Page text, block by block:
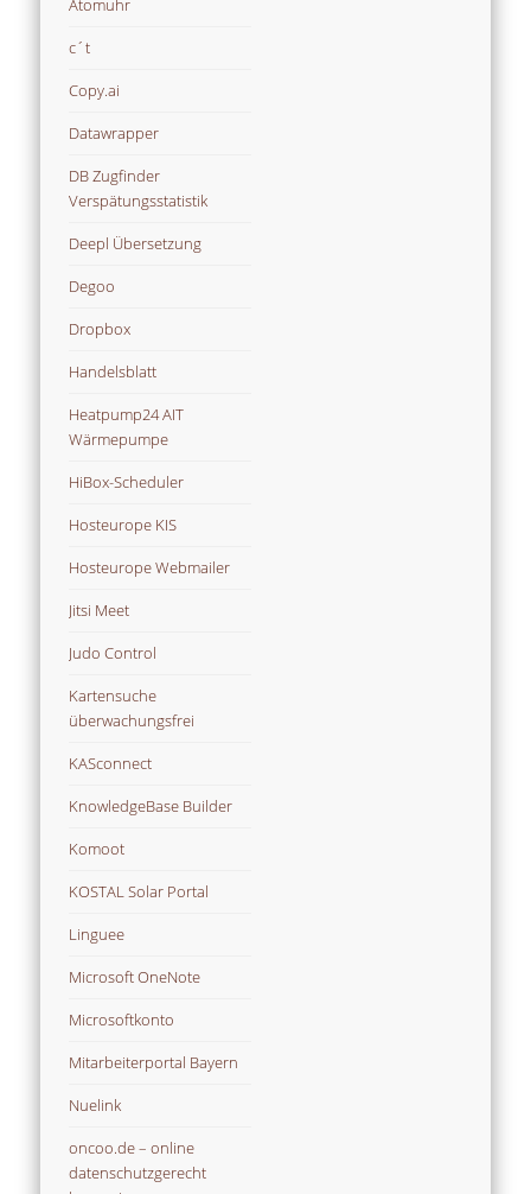
Atomuhr
c´t
Copy.ai
Datawrapper
DB Zugfinder
Verspätungsstatistik
Deepl Übersetzung
Degoo
Dropbox
Handelsblatt
Heatpump24 AIT
Wärmepumpe
HiBox-Scheduler
Hosteurope KIS
Hosteurope Webmailer
Jitsi Meet
Judo Control
Kartensuche
überwachungsfrei
KASconnect
KnowledgeBase Builder
Komoot
KOSTAL Solar Portal
Linguee
Microsoft OneNote
Microsoftkonto
Mitarbeiterportal Bayern
Nuelink
oncoo.de – online
datenschutzgerecht